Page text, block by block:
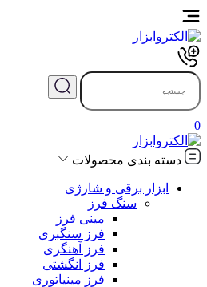
0
دسته بندی محصولات
ابزار برقی و شارژی
سنگ فرز
مینی فرز
فرز سنگبری
فرز آهنگری
فرز انگشتی
فرز مینیاتوری